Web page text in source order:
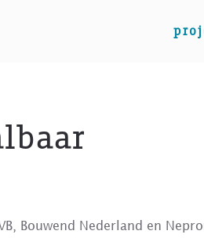
Bouwend Nederland en